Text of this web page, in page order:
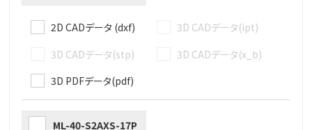
2D CADデータ (dxf)
3D CADデータ(ipt)
3D CADデータ(stp)
3D CADデータ(x_b)
3D PDFデータ(pdf)
ML-40-S2AXS-17P